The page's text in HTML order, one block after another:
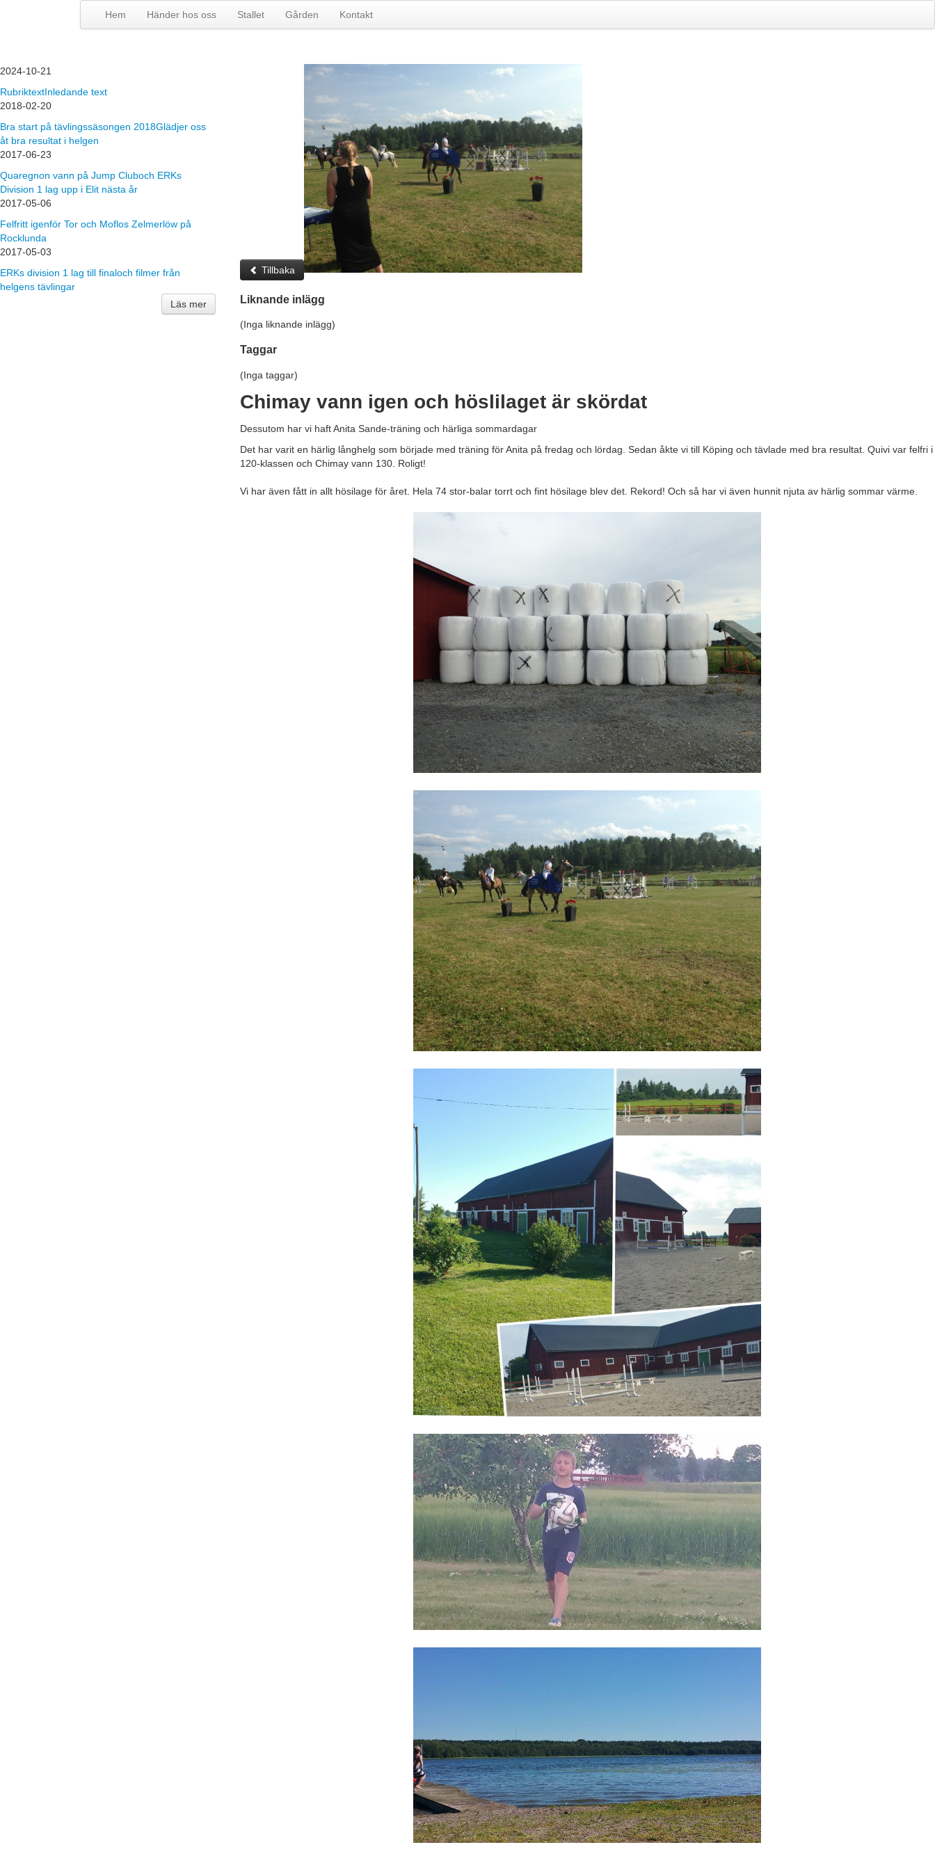
Hem Händer hos oss Stallet Gården Kontakt
2024-10-21
RubriktextInledande text
2018-02-20
Bra start på tävlingssäsongen 2018Glädjer oss
åt bra resultat i helgen
2017-06-23
Quaregnon vann på Jump Cluboch ERKs
Division 1 lag upp i Elit nästa år
2017-05-06
Felfritt igenför Tor och Moflos Zelmerlöw på
Rocklunda
2017-05-03
ERKs division 1 lag till finaloch filmer från
helgens tävlingar
Läs mer
Tillbaka
Liknande inlägg
(Inga liknande inlägg)
Taggar
(Inga taggar)
Chimay vann igen och höslilaget är skördat
Dessutom har vi haft Anita Sande-träning och härliga sommardagar
Det har varit en härlig långhelg som började med träning för Anita på fredag och lördag. Sedan åkte vi till Köping och tävlade med bra resultat. Quivi var felfri i
120-klassen och Chimay vann 130. Roligt!
Vi har även fått in allt hösilage för året. Hela 74 stor-balar torrt och fint hösilage blev det. Rekord! Och så har vi även hunnit njuta av härlig sommar värme.